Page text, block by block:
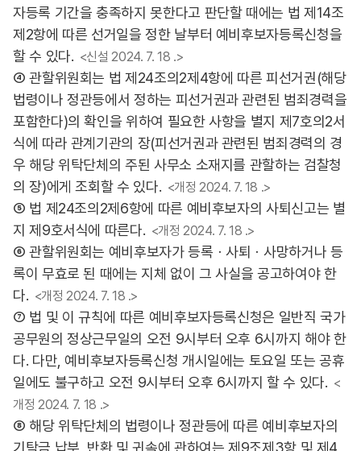
자등록 기간을 충족하지 못한다고 판단할 때에는 법 제14조
제2항에 따른 선거일을 정한 날부터 예비후보자등록신청을
할 수 있다. <신설 2024. 7. 18 .>
④ 관할위원회는 법 제24조의2제4항에 따른 피선거권(해당
법령이나 정관등에서 정하는 피선거권과 관련된 범죄경력을
포함한다)의 확인을 위하여 필요한 사항을 별지 제7호의2서
식에 따라 관계기관의 장(피선거권과 관련된 범죄경력의 경
우 해당 위탁단체의 주된 사무소 소재지를 관할하는 검찰청
의 장)에게 조회할 수 있다. <개정 2024. 7. 18 .>
⑤ 법 제24조의2제6항에 따른 예비후보자의 사퇴신고는 별
지 제9호서식에 따른다. <개정 2024. 7. 18 .>
⑥ 관할위원회는 예비후보자가 등록ㆍ사퇴ㆍ사망하거나 등
록이 무효로 된 때에는 지체 없이 그 사실을 공고하여야 한
다. <개정 2024. 7. 18 .>
⑦ 법 및 이 규칙에 따른 예비후보자등록신청은 일반직 국가
공무원의 정상근무일의 오전 9시부터 오후 6시까지 해야 한
다. 다만, 예비후보자등록신청 개시일에는 토요일 또는 공휴
일에도 불구하고 오전 9시부터 오후 6시까지 할 수 있다. <
개정 2024. 7. 18 .>
⑧ 해당 위탁단체의 법령이나 정관등에 따른 예비후보자의
기탁금 납부, 반환 및 귀속에 관하여는 제9조제3항 및 제4